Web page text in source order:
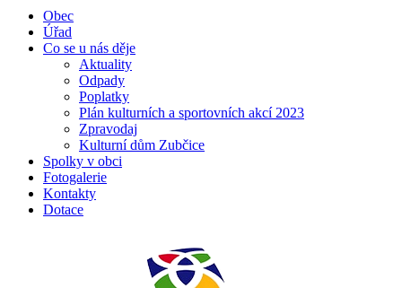
Obec
Úřad
Co se u nás děje
Aktuality
Odpady
Poplatky
Plán kulturních a sportovních akcí 2023
Zpravodaj
Kulturní dům Zubčice
Spolky v obci
Fotogalerie
Kontakty
Dotace